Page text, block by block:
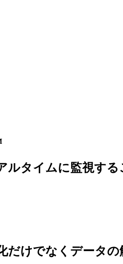
ルタイムに監視す
だけでなくデータ